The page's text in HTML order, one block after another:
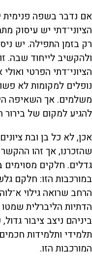
אם נדבר בשפה פנימית
הציוני־דתי יש עיסוק
רק בזמן התפילה. יש
ולהקשיב לייחוד שבה.
הציוני־דתי הפרטי
נופלים למקומות לא
משלמים. אך השאיפה
להגיע למקום של בירור
אכן, לא כל בן ובת
שהזכרנו, אך זהו
גדלים. חלקים מסוימים
במורכבות הזו: חלקם
הרחב שרואה גילוי
הדתיות הליברלית
ביניהם ניצב ציבור
תלמידי ותלמידות
המורכבות הזו.